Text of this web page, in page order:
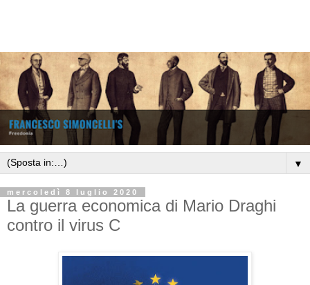
▼
mercoledì 8 luglio 2020
La guerra economica di Mario Draghi
contro il virus C